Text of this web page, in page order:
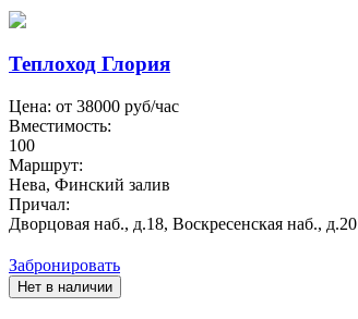
Теплоход Глория
Цена: от 38000 руб/час
Вместимость:
100
Маршрут:
Нева, Финский залив
Причал:
Дворцовая наб., д.18, Воскресенская наб., д.20
Забронировать
Нет в наличии